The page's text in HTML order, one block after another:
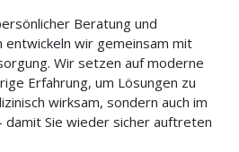
Beratung und
entwickeln wir gemeinsam mit
Wir setzen auf moderne
Erfahrung, um Lösungen zu
wirksam, sondern auch im
damit Sie wieder sicher auftreten